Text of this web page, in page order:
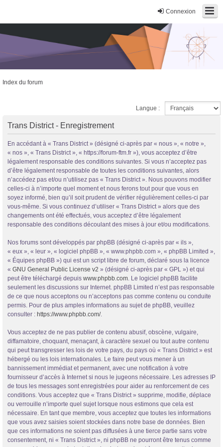
Connexion
Index du forum
Langue :
Trans District - Enregistrement
En accédant à « Trans District » (désigné ci-après par « nous », « notre »,
« nos », « Trans District », « https://forum-ftm.fr »), vous acceptez d’être
légalement responsable des conditions suivantes. Si vous n’acceptez pas
d’être légalement responsable de toutes les conditions suivantes, alors
n’accédez pas et/ou n’utilisez pas « Trans District ». Nous pouvons modifier
celles-ci à n’importe quel moment et nous ferons tout pour que vous en
soyez informé, bien qu’il soit prudent de vérifier régulièrement celles-ci par
vous-même. Si vous continuez d’utiliser « Trans District » alors que des
changements ont été effectués, vous acceptez d’être légalement
responsable des conditions découlant des mises à jour et/ou modifications.
Nos forums sont développés par phpBB (désigné ci-après par « ils »,
« eux », « leur », « logiciel phpBB », « www.phpbb.com », « phpBB Limited »,
« Équipes phpBB ») qui est un script libre de forum, déclaré sous la licence
« GNU General Public License v2 » (désigné ci-après par « GPL ») et qui
peut être téléchargé depuis www.phpbb.com. Le logiciel phpBB facilite
seulement les discussions sur Internet. phpBB Limited n’est pas responsable
de ce que nous acceptons ou n’acceptons pas comme contenu ou conduite
permis. Pour de plus amples informations au sujet de phpBB, veuillez
consulter : https://www.phpbb.com/.
Vous acceptez de ne pas publier de contenu abusif, obscène, vulgaire,
diffamatoire, choquant, menaçant, à caractère sexuel ou tout autre contenu
qui peut transgresser les lois de votre pays, du pays où « Trans District » est
hébergé ou les lois internationales. Le faire peut vous mener à un
bannissement immédiat et permanent, avec une notification à votre
fournisseur d’accès à Internet si nous le jugeons nécessaire. Les adresses IP
de tous les messages sont enregistrées pour aider au renforcement de ces
conditions. Vous acceptez que « Trans District » supprime, modifie, déplace
ou verrouille n’importe quel sujet lorsque nous estimons que cela est
nécessaire. En tant que membre, vous acceptez que toutes les informations
que vous avez saisies soient stockées dans notre base de données. Bien
que ces informations ne soient pas diffusées à une tierce partie sans votre
consentement, ni « Trans District », ni phpBB ne pourront être tenus comme